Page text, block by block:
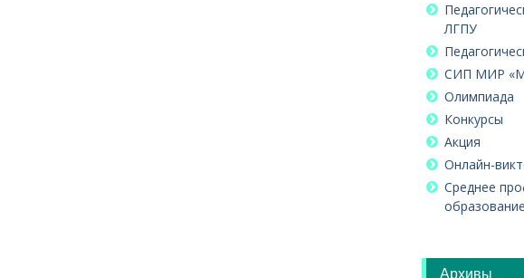
ЛГПУ
СИП МИР
Олимпиада
Конкурсы
Акция
Онлайн-
Среднее
образование
Архивы